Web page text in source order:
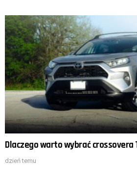
Dlaczego warto wybrać crossovera
dzień temu